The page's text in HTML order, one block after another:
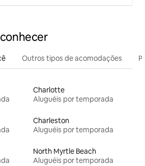
Outros tipos de acomodações
Charlotte
Aluguéis por temporada
Charleston
Aluguéis por temporada
North Myrtle Beach
Aluguéis por temporada